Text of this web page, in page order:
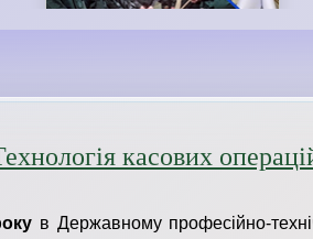
касових
в Державному професійно-